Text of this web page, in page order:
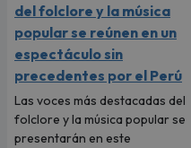
del folclore y la música
popular se reúnen en un
espectáculo sin
precedentes por el Perú
Las voces más destacadas del
folclore y la música popular se
presentarán en este